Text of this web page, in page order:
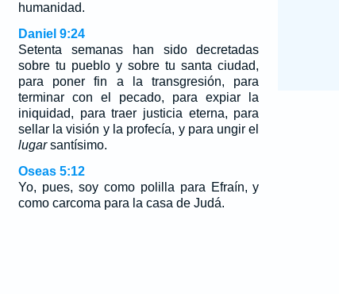
humanidad.
Daniel 9:24
Setenta semanas han sido decretadas
sobre tu pueblo y sobre tu santa ciudad,
para poner fin a la transgresión, para
terminar con el pecado, para expiar la
iniquidad, para traer justicia eterna, para
sellar la visión y la profecía, y para ungir el
lugarsantísimo.
Oseas 5:12
Yo, pues, soy como polilla para Efraín, y
como carcoma para la casa de Judá.